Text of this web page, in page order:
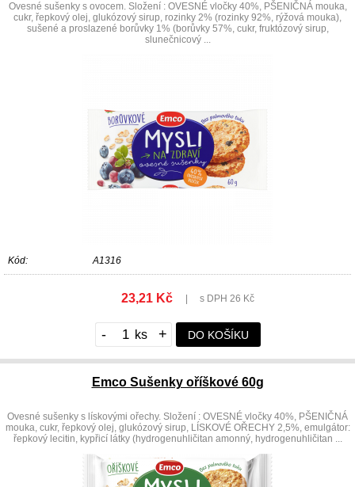
Ovesné sušenky s ovocem. Složení : OVESNÉ vločky 40%, PŠENIČNÁ mouka,
cukr, řepkový olej, glukózový sirup, rozinky 2% (rozinky 92%, rýžová mouka),
sušené a proslazené borůvky 1% (borůvky 57%, cukr, fruktózový sirup,
slunečnicový ...
Kód: A1316
23,21 Kč s DPH 26 Kč
- + DO KOŠÍKU
Emco Sušenky oříškové 60g
Ovesné sušenky s lískovými ořechy. Složení : OVESNÉ vločky 40%, PŠENIČNÁ
mouka, cukr, řepkový olej, glukózový sirup, LÍSKOVÉ OŘECHY 2,5%, emulgátor:
řepkový lecitin, kypřicí látky (hydrogenuhličitan amonný, hydrogenuhličitan ...